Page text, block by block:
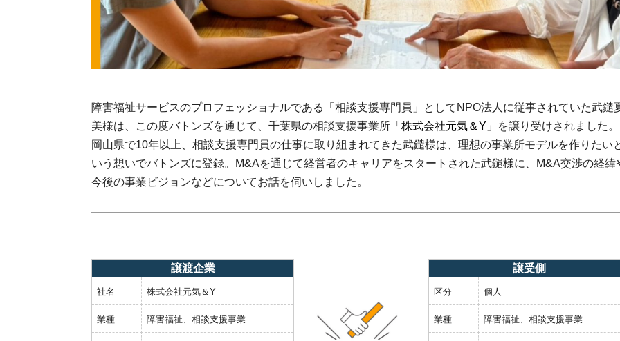
障害福祉サービスのプロフェッショナルである「相談支援専門員」としてNPO法人に従事されていた武鑓
美様は、この度バトンズを通じて、千葉県の相談支援事業所「 株式会社元気＆Y 」を譲り受けされました。
岡山県で10年以上、相談支援専門員の仕事に取り組まれてきた武鑓様は、理想の事業所モデルを作りたい
いう想いでバトンズに登録。M&Aを通じて経営者のキャリアをスタートされた武鑓様に、M&A交渉の経緯
今後の事業ビジョンなどについてお話を伺いしました。
譲渡企業
社名 株式会社元気＆Y
業種 障害福祉、相談支援事業
譲受側
区分 個人
業種 障害福祉、相談支援事業